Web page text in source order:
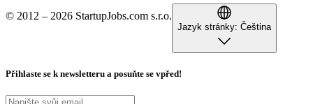
© 2012 – 2026 StartupJobs.com s.r.o.
Jazyk stránky: Čeština
Přihlaste se k newsletteru a posuňte se vpřed!